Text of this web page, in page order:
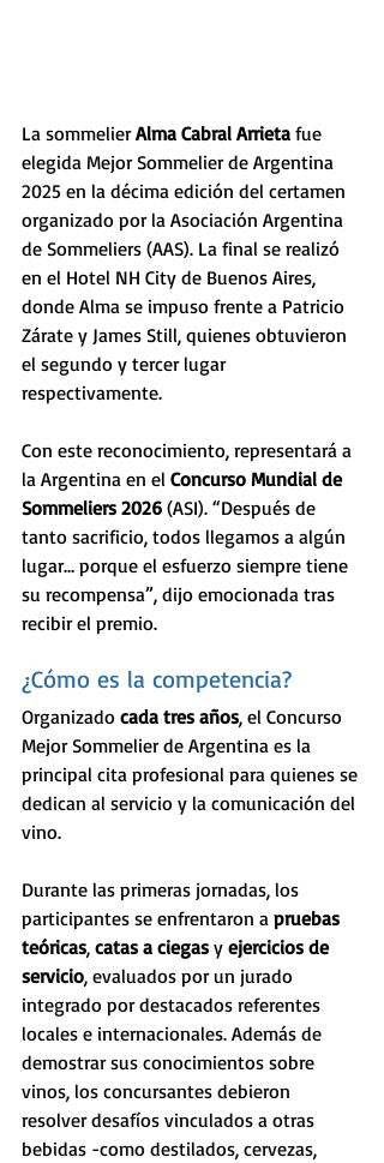
La sommelier Alma Cabral Arrieta fue
elegida Mejor Sommelier de Argentina
2025 en la décima edición del certamen
organizado por la Asociación Argentina
de Sommeliers (AAS). La final se realizó
en el Hotel NH City de Buenos Aires,
donde Alma se impuso frente a Patricio
Zárate y James Still, quienes obtuvieron
el segundo y tercer lugar
respectivamente.
Con este reconocimiento, representará a
la Argentina en el Concurso Mundial de
Sommeliers 2026 (ASI). “Después de
tanto sacrificio, todos llegamos a algún
lugar… porque el esfuerzo siempre tiene
su recompensa”, dijo emocionada tras
recibir el premio.
¿Cómo es la competencia?
Organizado cada tres años, el Concurso
Mejor Sommelier de Argentina es la
principal cita profesional para quienes se
dedican al servicio y la comunicación del
vino.
Durante las primeras jornadas, los
participantes se enfrentaron a pruebas
teóricas, catas a ciegas y ejercicios de
servicio, evaluados por un jurado
integrado por destacados referentes
locales e internacionales. Además de
demostrar sus conocimientos sobre
vinos, los concursantes debieron
resolver desafíos vinculados a otras
bebidas -como destilados, cervezas,